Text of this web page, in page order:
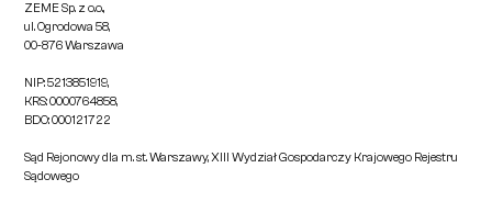
ZEME Sp. z o.o.,
ul. Ogrodowa 58,
00-876 Warszawa
NIP: 5213851919,
KRS: 0000764858,
BDO: 000121722
Sąd Rejonowy dla m. st. Warszawy, XIII Wydział Gospodarczy Krajowego Rejestru
Sądowego